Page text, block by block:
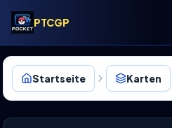
PTCGP
Startseite Karten